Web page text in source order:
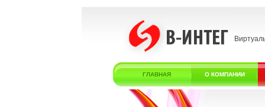
ГЛАВНАЯ О КОМПАНИИ